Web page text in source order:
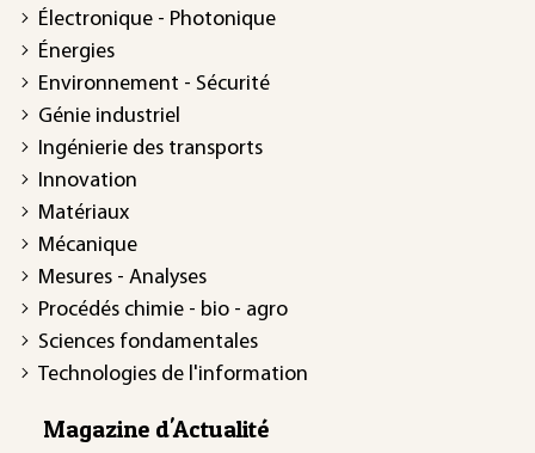
Électronique - Photonique
Énergies
Environnement - Sécurité
Génie industriel
Ingénierie des transports
Innovation
Matériaux
Mécanique
Mesures - Analyses
Procédés chimie - bio - agro
Sciences fondamentales
Technologies de l'information
Magazine d'Actualité